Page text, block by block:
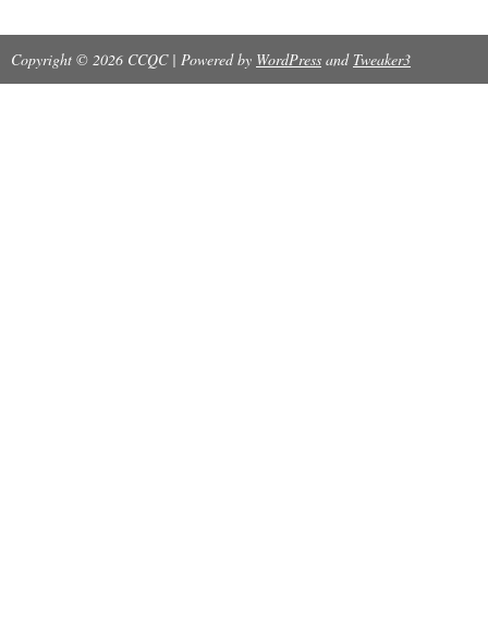
Copyright © 2026 CCQC | Powered by WordPress and Tweaker3